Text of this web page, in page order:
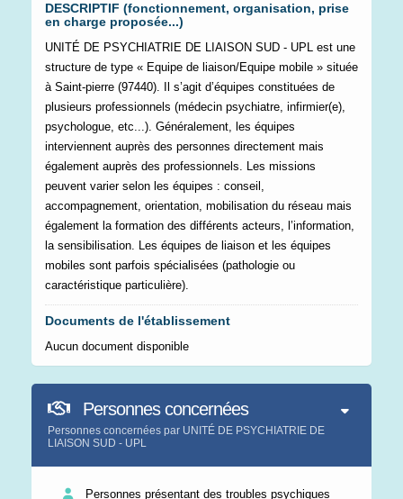
DESCRIPTIF (fonctionnement, organisation, prise
en charge proposée...)
UNITÉ DE PSYCHIATRIE DE LIAISON SUD - UPL est une
structure de type « Equipe de liaison/Equipe mobile » située
à Saint-pierre (97440). Il s’agit d’équipes constituées de
plusieurs professionnels (médecin psychiatre, infirmier(e),
psychologue, etc...). Généralement, les équipes
interviennent auprès des personnes directement mais
également auprès des professionnels. Les missions
peuvent varier selon les équipes : conseil,
accompagnement, orientation, mobilisation du réseau mais
également la formation des différents acteurs, l’information,
la sensibilisation. Les équipes de liaison et les équipes
mobiles sont parfois spécialisées (pathologie ou
caractéristique particulière).
Documents de l'établissement
Aucun document disponible
Personnes concernées
Personnes concernées par UNITÉ DE PSYCHIATRIE DE
LIAISON SUD - UPL
Personnes présentant des troubles psychiques